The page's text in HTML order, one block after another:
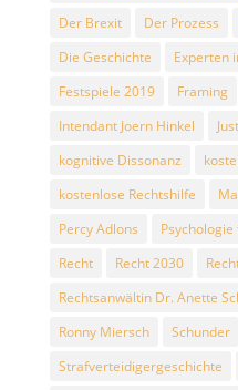
Der Brexit
Der Prozess
Die Geschichte
Experten
Festspiele 2019
Framing
Intendant Joern Hinkel
kognitive Dissonanz
kostenlose Rechtshilfe
Percy Adlons
Recht
Recht 2030
Rechtsanwältin Dr. Anette
Ronny Miersch
Schunder
Strafverteidigergeschichte